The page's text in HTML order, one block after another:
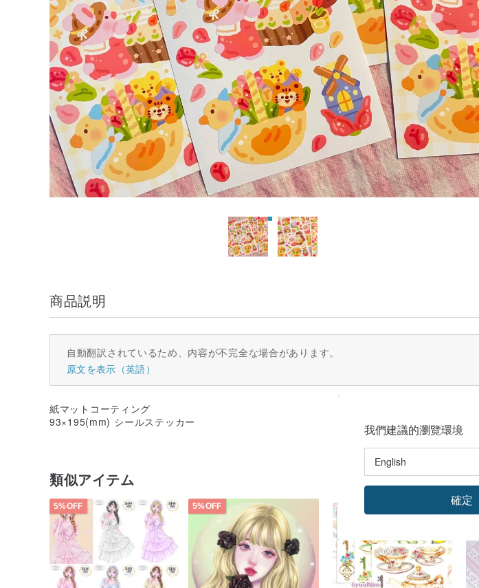
商品説明
自動翻訳されているため、内容が不完全な場合があります。
原文を表示（英語）
紙マットコーティング
93×195(mm) シールステッカー
類似アイテム
5%OFF 5%OFF
我們建議的瀏覽環境
確定